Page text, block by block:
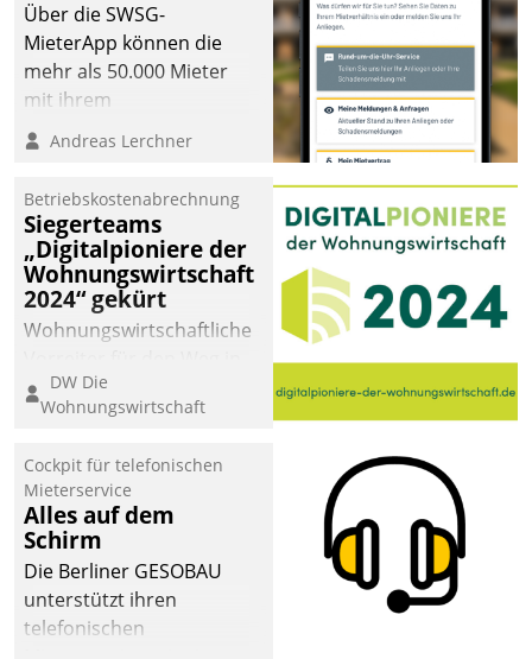
Über die SWSG-
MieterApp können die
mehr als 50.000 Mieter
mit ihrem
Wohnungsunternehmen
kommunizieren, auf dem
einsehen und ändern
oder
Schadensmeldungen
abgeben – rund um die
Uhr.
Andreas Lerchner
Betriebskostenabrechnung
Siegerteams
„Digitalpioniere der
Wohnungswirtschaft
2024“ gekürt
Wohnungswirtschaftliche
eine digitale Zukunft zu
finden, ist das Ziel des
der
Wohnungswirtschaft“.
Bewerben können sich
dafür ein Team
bestehend aus
Wohnungsunternehmen
und PropTech.
DW Die
Wohnungswirtschaft
Cockpit für telefonischen
Mieterservice
Alles auf dem
Schirm
Die Berliner GESOBAU
unterstützt ihren
telefonischen